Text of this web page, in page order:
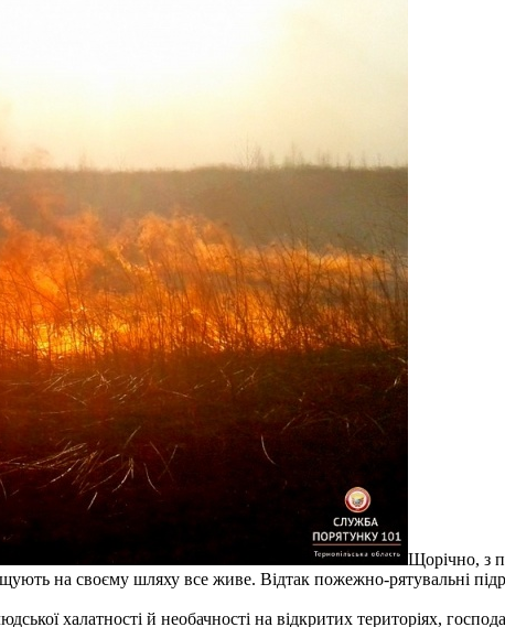
Щорічно, з
на своєму шляху все живе. Відтак пожежно-рятувальні
халатності й необачності на відкритих територіях,